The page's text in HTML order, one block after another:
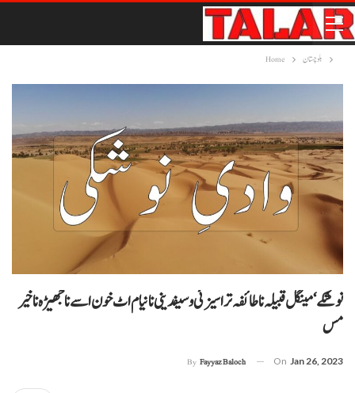
Home بلوچستان
نوشکے‘ مینگل قبیلہ نا طائفہ تراسیزئی و سیفدینی نا نیام اٹ خون اسے نا جھیڑہ نا خیر
مس
By Fayyaz Baloch On Jan 26, 2023